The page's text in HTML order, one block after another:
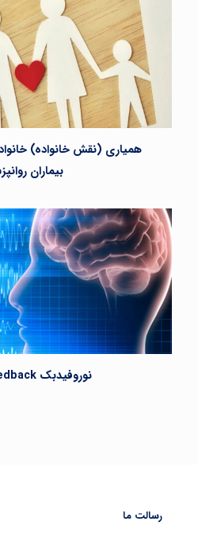
همیاری (نقش خانواده)
بیماران
نوروفیدبک Neurofeedback
رسالت ما